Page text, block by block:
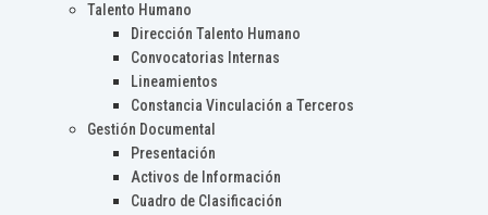
Talento Humano
Dirección Talento Humano
Convocatorias Internas
Lineamientos
Constancia Vinculación a Terceros
Gestión Documental
Presentación
Activos de Información
Cuadro de Clasificación